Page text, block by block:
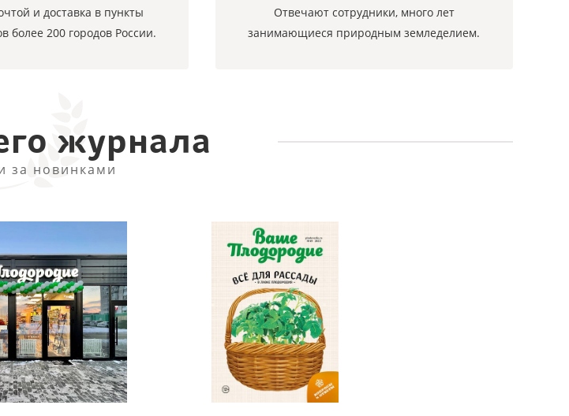
и доставка в пункты
более 200 городов России.
Отвечают сотрудники, много лет
занимающиеся природным земледелием.
журнала
за новинками